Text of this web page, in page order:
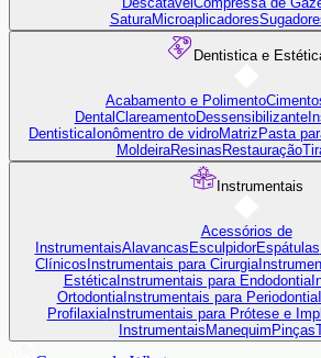
SaturaMicroaplicadores
Dentistica e
Acabamento e Polimento
Dental ClareamentoDessensibilizante
Dentistica Ionômentro de vidroMatriz Pasta
MoldeiraResinas Restauração
Instrumentais
Acessórios de
InstrumentaisAlavancas EsculpidorEspátulas
Clínicos Instrumentais para Cirurgia
EstéticaInstrumentais para Endodontia
OrtodontiaInstrumentais para Periodontia
ProfilaxiaInstrumentais para Prótese e
Instrumentais Manequim Pinças